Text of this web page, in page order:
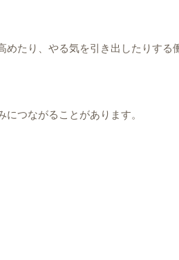
たり、やる気を引き出したりする
つながることがあります。